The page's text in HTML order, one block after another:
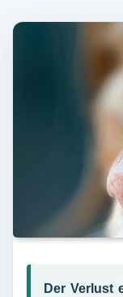
Der Verlust